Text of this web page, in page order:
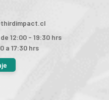
12:00 - 19:30 hrs
a 17:30 hrs